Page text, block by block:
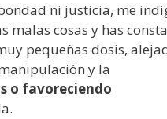
ni justicia, me
malas cosas y has
pequeñas dosis,
y la
o favoreciendo